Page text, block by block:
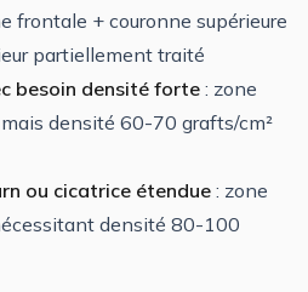
frontale + couronne supérieure
partiellement traité
besoin densité forte : zone
densité 60-70 grafts/cm²
ou cicatrice étendue : zone
densité 80-100